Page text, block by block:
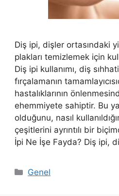
Diş ipi, dişler ortasındaki
plakları temizlemek için
Diş ipi kullanımı, diş
fırçalamanın
hastalıklarının
ehemmiyete sahiptir. Bu
olduğunu, nasıl
çeşitlerini ayrıntılı bir
İpi Ne İşe Fayda? Diş ipi,
Kategoriler
Genel